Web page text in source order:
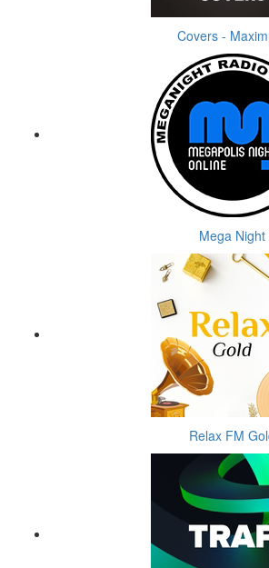
Covers -
Mega Night
Relax FM